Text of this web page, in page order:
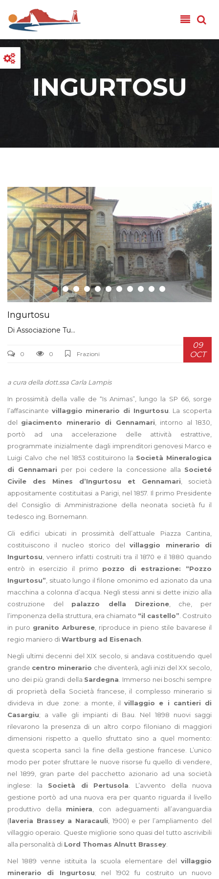
Salta al contenuto principale
INGURTOSU
Ingurtosu - 00 - Musa
Ingurtosu
Di Associazione Tu...
0 0 Frazioni
09
OCT
a cura della dott.ssa Carla Lampis
In prossimità della valle de “Is Animas”, lungo la SP 66, sorge
l’affascinante villaggio minerario di Ingurtosu . La scoperta
del giacimento minerario di Gennamari , intorno al 1830,
portò ad una accelerazione delle attività estrattive,
programmate inizialmente dagli imprenditori genovesi Marco e
Luigi Calvo che nel 1853 costituirono la Società Mineralogica
di Gennamari per poi cedere la concessione alla Societé
Civile des Mines d’Ingurtosu et Gennamari , società
appositamente costituitasi a Parigi, nel 1857. Il primo Presidente
del Consiglio di Amministrazione della neonata società fu il
tedesco ing. Bornemann.
Gli edifici ubicati in prossimità dell’attuale Piazza Cantina,
costituiscono il nucleo storico delvillaggio minerario di
Ingurtosu , vennero infatti costruiti tra il 1870 e il 1880 quando
entrò in esercizio il primo pozzo di estrazione: “Pozzo
Ingurtosu” , situato lungo il filone omonimo ed azionato da una
macchina a colonna d’acqua. Negli stessi anni si dette inizio alla
costruzione del palazzo della Direzione, che, per
l’imponenza della struttura, era chiamato “il castello” . Costruito
in puro granito Arburese, riproduce in pieno stile bavarese il
regio maniero diWartburg ad Eisenach
Negli ultimi decenni del XIX secolo, si andava costituendo quel
grande centro minerario che diventerà, agli inizi del XX secolo,
uno dei più grandi della Sardegna . Immerso nei boschi sempre
di proprietà della Società francese, il complesso minerario si
divideva in due zone: a monte, ilvillaggio e i cantieri di
Casargiu; a valle gli impianti di Bau. Nel 1898 nuovi saggi
rilevarono la presenza di un altro corpo filoniano di maggiori
dimensioni rispetto a quello sfruttato sino a quel momento:
questa scoperta sancì la fine della gestione francese. L’unico
modo per poter sfruttare le nuove risorse fu quello di vendere,
nel 1899, gran parte del pacchetto azionario ad una società
inglese: la Società di Pertusola . L’avvento della nuova
gestione portò ad una nuova era per quanto riguarda il livello
produttivo della miniera , con adeguamenti all’avanguardia
(laveria Brassey a Naracauli , 1900) e per l’ampliamento del
villaggio operaio. Queste migliorie sono quasi del tutto ascrivibili
alla personalità di Lord Thomas Alnutt Brassey
Nel 1889 venne istituita la scuola elementare del villaggio
minerario di Ingurtosu; nel 1902 fu costruito un nuovo